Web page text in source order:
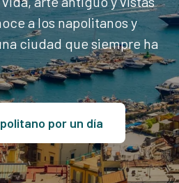
a los napolitanos y
ciudad que siempre ha
por un día